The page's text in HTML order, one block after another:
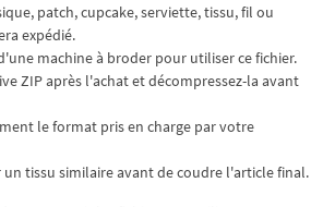
patch, cupcake, serviette, tissu, fil ou
expédié.
machine à broder pour utiliser ce fichier.
ZIP après l'achat et décompressez-la avant
le format pris en charge par votre
un tissu similaire avant de coudre l'article final.